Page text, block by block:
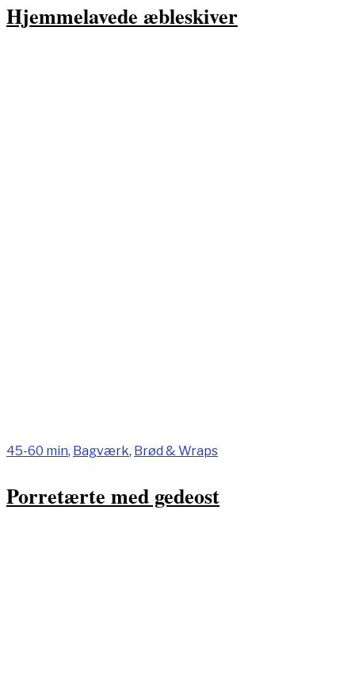
Hjemmelavede æbleskiver
45-60 min, Bagværk, Brød & Wraps
Porretærte med gedeost